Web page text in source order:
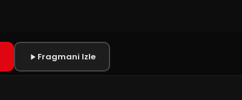
Fragmani Izle